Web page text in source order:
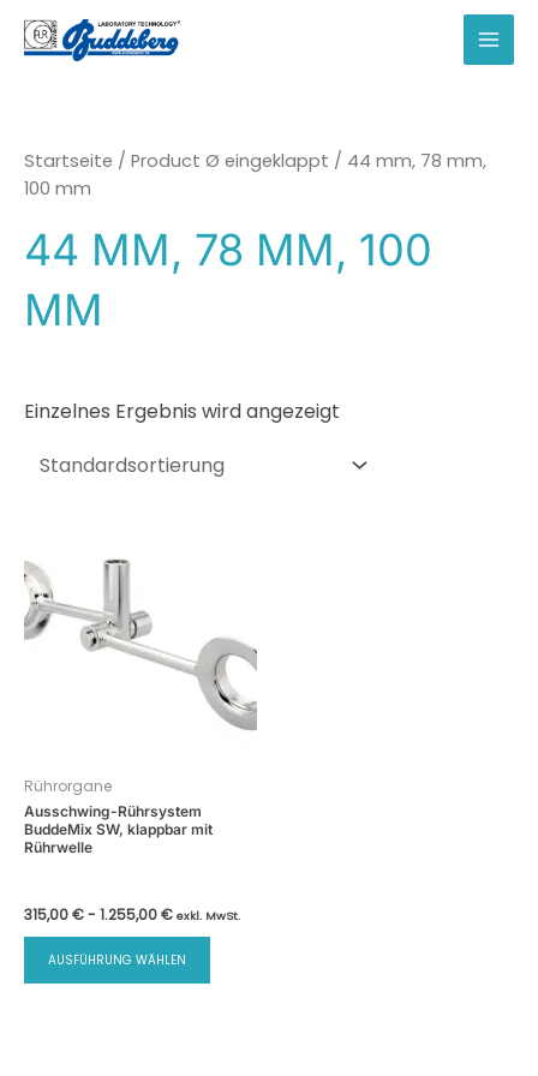
Zum
Inhalt
springen
Startseite / Product Ø eingeklappt / 44 mm, 78 mm,
100 mm
44 MM, 78 MM, 100
MM
Einzelnes Ergebnis wird angezeigt
Rührorgane
Ausschwing-Rührsystem
BuddeMix SW, klappbar mit
Rührwelle
315,00€- 1.255,00€ exkl. MwSt.
AUSFÜHRUNG WÄHLEN
Dieses